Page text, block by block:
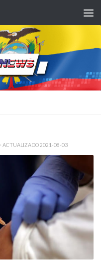
· ACTUALIZADO2021-08-03